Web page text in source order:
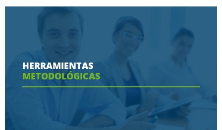
Conoce aquí las razones porque nos eligen
Ver más
HERRAMIENTAS
METODOLÓGICAS